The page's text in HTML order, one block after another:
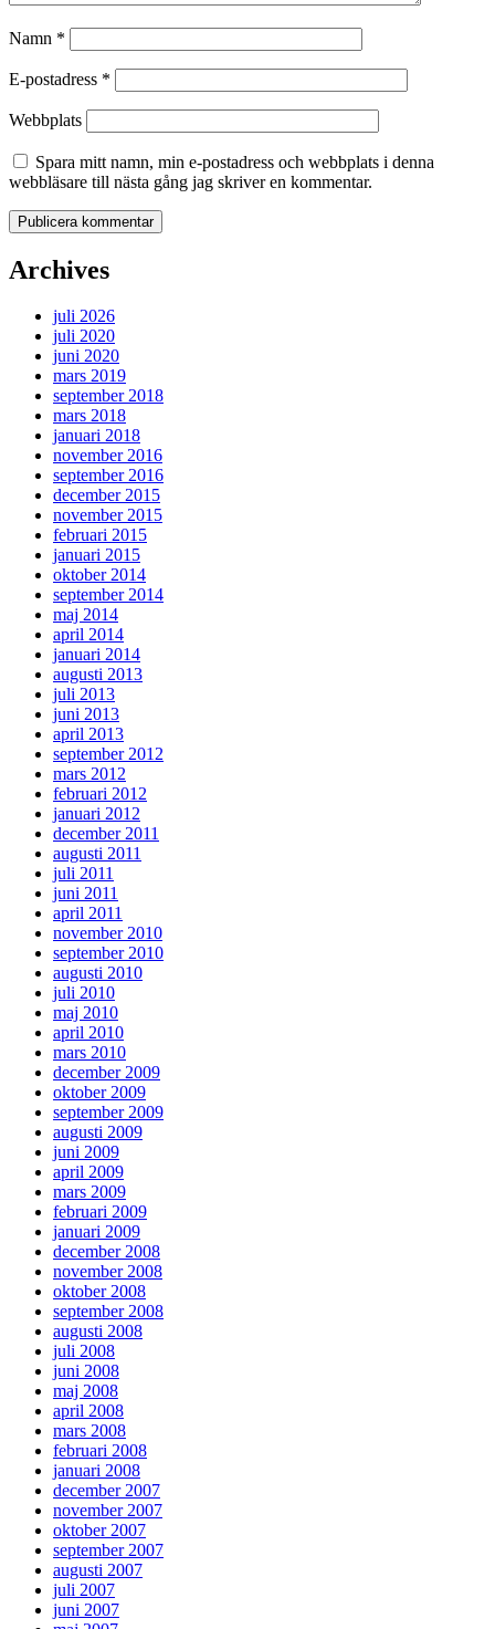
Namn *
E-postadress *
Webbplats
Spara mitt namn, min e-postadress och webbplats i denna
webbläsare till nästa gång jag skriver en kommentar.
Archives
juli 2026
juli 2020
juni 2020
mars 2019
september 2018
mars 2018
januari 2018
november 2016
september 2016
december 2015
november 2015
februari 2015
januari 2015
oktober 2014
september 2014
maj 2014
april 2014
januari 2014
augusti 2013
juli 2013
juni 2013
april 2013
september 2012
mars 2012
februari 2012
januari 2012
december 2011
augusti 2011
juli 2011
juni 2011
april 2011
november 2010
september 2010
augusti 2010
juli 2010
maj 2010
april 2010
mars 2010
december 2009
oktober 2009
september 2009
augusti 2009
juni 2009
april 2009
mars 2009
februari 2009
januari 2009
december 2008
november 2008
oktober 2008
september 2008
augusti 2008
juli 2008
juni 2008
maj 2008
april 2008
mars 2008
februari 2008
januari 2008
december 2007
november 2007
oktober 2007
september 2007
augusti 2007
juli 2007
juni 2007